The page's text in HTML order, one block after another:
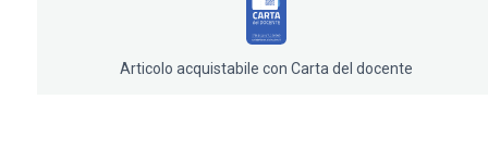
Articolo acquistabile con Carta del docente